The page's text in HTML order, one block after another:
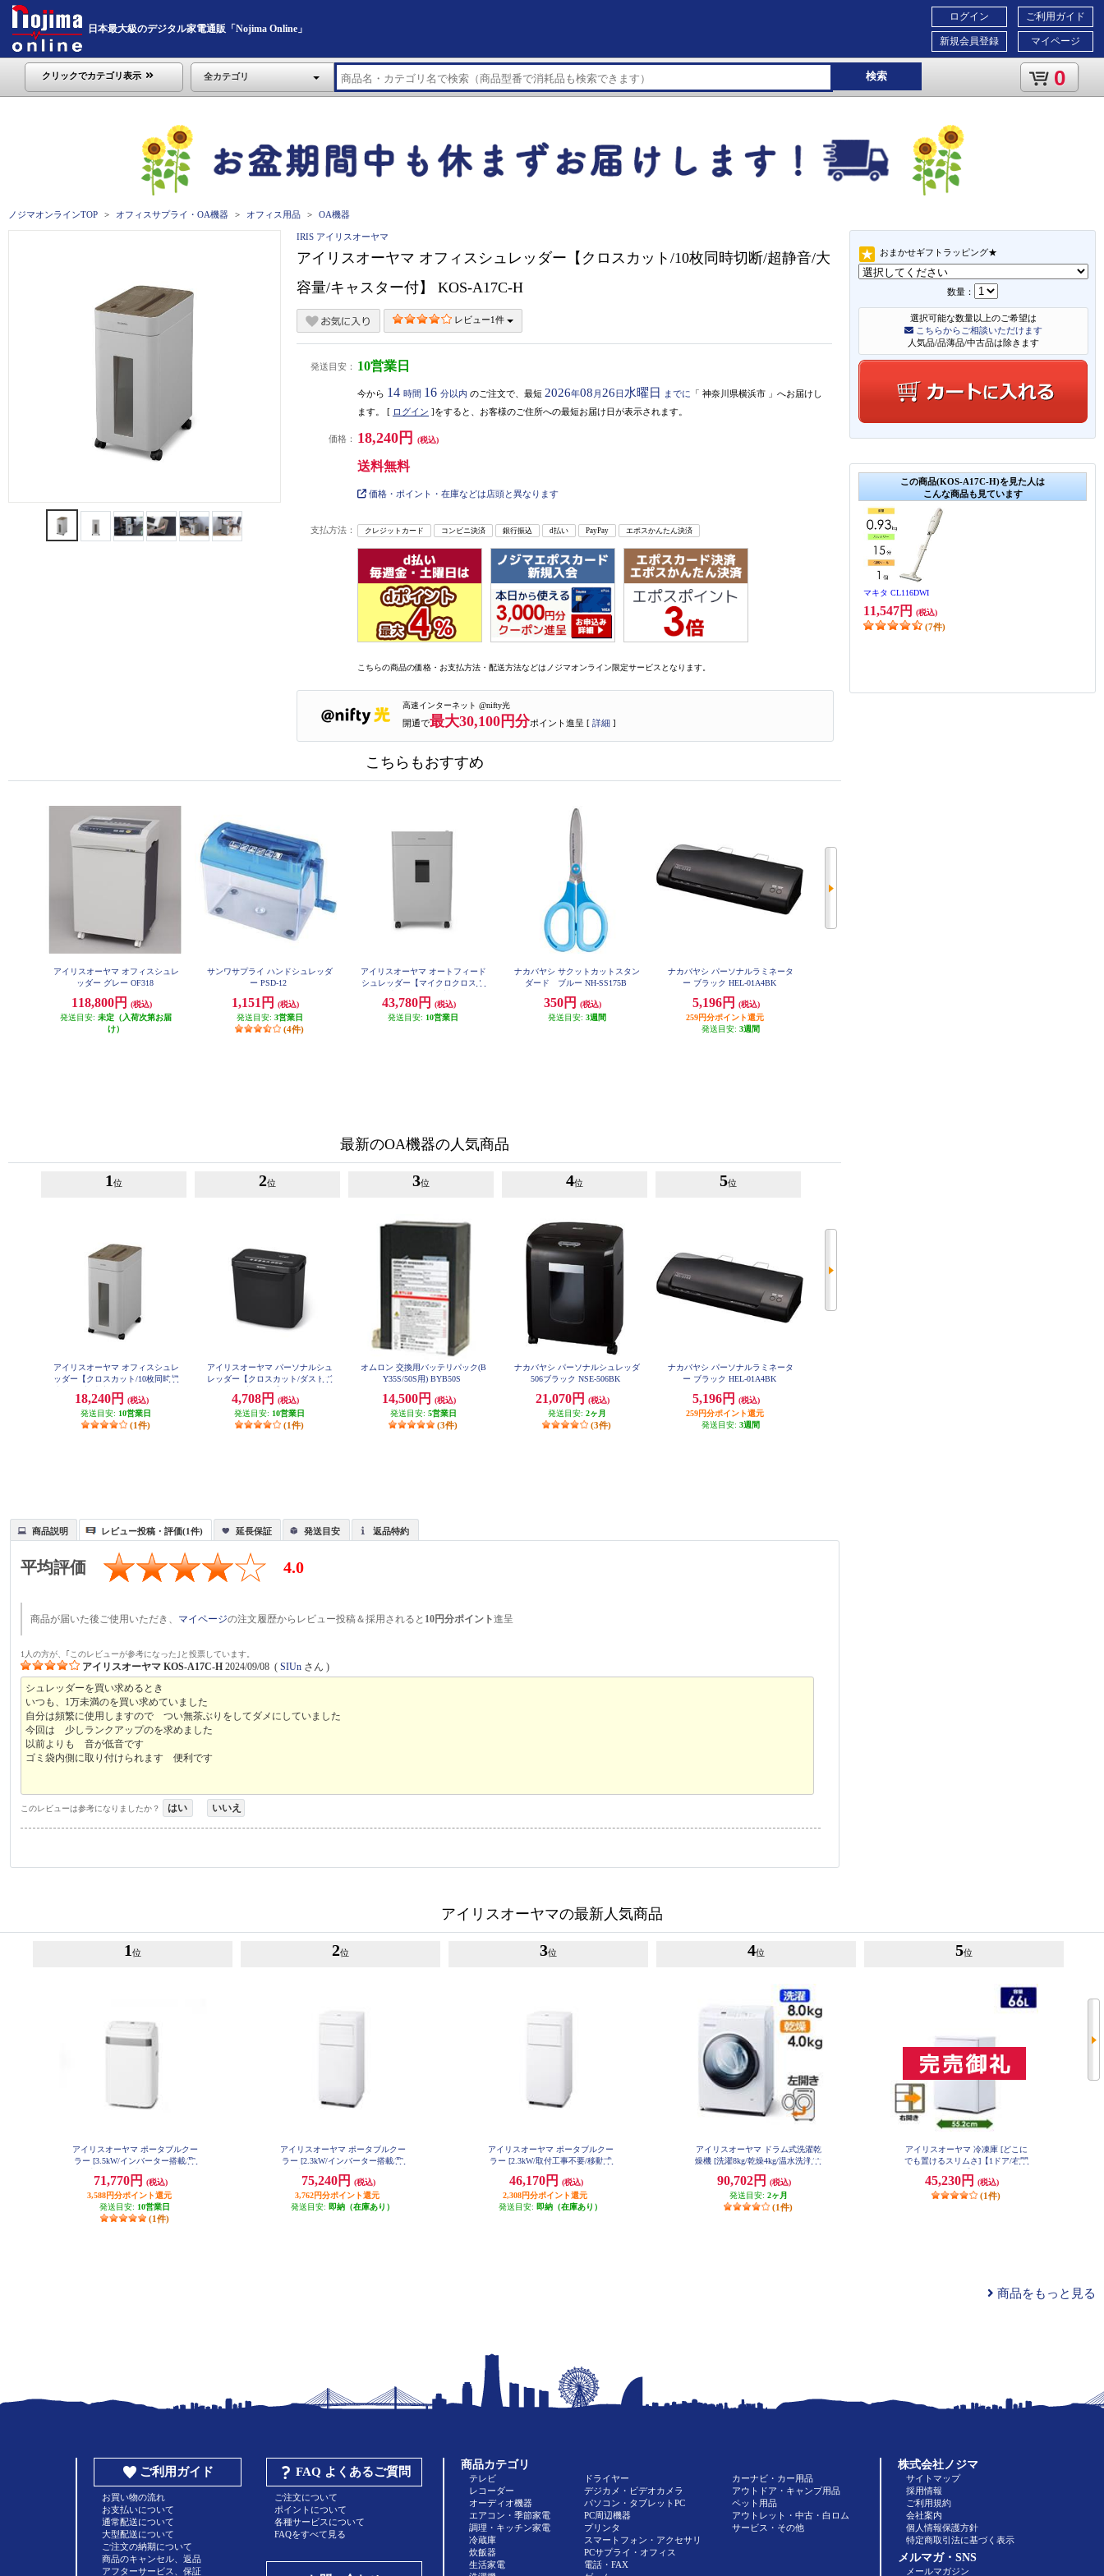
日本最大級のデジタル家電通販「Nojima Online」
ご利用ガイド
マイページ
ログイン
新規会員登録
クリックでカテゴリ表示 全カテゴリ 検索 0
ノジマオンラインTOP オフィスサプライ・OA機器 オフィス用品 OA機器
おまかせギフトラッピング★
数量：
選択可能な数量以上のご希望は
こちらからご相談いただけます
人気品/品薄品/中古品は除きます
この商品(KOS-A17C-H)を見た人は
こんな商品も見ています
マキタ CL116DWI
11,547円 (税込)
(7件)
IRIS アイリスオーヤマ
アイリスオーヤマ オフィスシュレッダー【クロスカット/10枚同時切断/超静音/大
容量/キャスター付】 KOS-A17C-H
レビュー1件
発送目安： 10営業日
今から 14 時間 16 分以内 のご注文で、最短 2026年08 月 26日 水曜日 までに 「 神奈川県横浜市 」 へお届けし
ます。 [ ログイン ]をすると、お客様のご住所への最短お届け日が表示されます。
価格： 18,240円 (税込)
送料無料
価格・ポイント・在庫などは店頭と異なります
支払方法： クレジットカード コンビニ決済 銀行振込 d払い PayPay エポスかんたん決済
こちらの商品の価格・お支払方法・配送方法などはノジマオンライン限定サービスとなります。
高速インターネット @nifty光
開通で最大30,100円分ポイント進呈 [ 詳細 ]
こちらもおすすめ
アイリスオーヤマ オフィスシュレ
ッダー グレー OF318
118,800円
(税込)
発送目安: 未定（入荷次第お届
け）
サンワサプライ ハンドシュレッダ
ー PSD-12
1,151円
(税込)
発送目安: 3営業日
(4件)
アイリスオーヤマ オートフィード
シュレッダー【マイクロクロスカ
ー付/ライトグレー】 KAFSR110M
-H
43,780円
(税込)
発送目安: 10営業日
ナカバヤシ サクットカットスタン
ダード ブルー NH-SS175B
350円
(税込)
発送目安: 3週間
ナカバヤシ パーソナルラミネータ
ー ブラック HEL-01A4BK
5,196円
(税込)
259円分ポイント還元
発送目安: 3週間
最新のOA機器の人気商品
1 位
アイリスオーヤマ オフィスシュレ
ッダー【クロスカット/10枚同時切
KOS-A17C-H
18,240円
(税込)
発送目安: 10営業日
(1件)
2位
アイリスオーヤマ パーソナルシュ
レッダー【クロスカット/ダストボ
4,708円
(税込)
発送目安: 10営業日
(1件)
3位
オムロン 交換用バッテリパック(B
Y35S/50S用) BYB50S
14,500円
(税込)
発送目安: 5営業日
(3件)
4位
ナカバヤシ パーソナルシュレッダ
506ブラック NSE-506BK
21,070円
(税込)
発送目安: 2ヶ月
(3件)
5位
ナカバヤシ パーソナルラミネータ
ー ブラック HEL-01A4BK
5,196円
(税込)
259円分ポイント還元
発送目安: 3週間
商品説明 レビュー投稿・評価(1件) 延長保証 発送目安 返品特約
平均評価 4.0
商品が届いた後ご使用いただき、 マイページの注文履歴からレビュー投稿＆採用されると 10円分ポイント進呈
1人の方が、｢このレビューが参考になった｣と投票しています。
アイリスオーヤマ KOS-A17C-H 2024/09/08 (SIUn さん )
シュレッダーを買い求めるとき
いつも、1万未満のを買い求めていました
自分は頻繁に使用しますので つい無茶ぶりをしてダメにしていました
今回は 少しランクアップのを求めました
以前よりも 音が低音です
ゴミ袋内側に取り付けられます 便利です
このレビューは参考になりましたか？ はい いいえ
アイリスオーヤマの最新人気商品
1 位
アイリスオーヤマ ポータブルクー
ラー [3.5kW/インバーター搭載/取
26U
71,770円
(税込)
3,588円分ポイント還元
発送目安: 10営業日
(1件)
2位
アイリスオーヤマ ポータブルクー
ラー [2.3kW/インバーター搭載/取
06SV
75,240円
(税込)
3,762円分ポイント還元
発送目安: 即納（在庫あり）
3位
アイリスオーヤマ ポータブルクー
ラー [2.3kW/取付工事不要/移動式
46,170円
(税込)
2,308円分ポイント還元
発送目安: 即納（在庫あり）
4位
アイリスオーヤマ ドラム式洗濯乾
燥機 [洗濯8kg/乾燥4kg/温水洗浄/ホ
42-W
90,702円
(税込)
発送目安: 2ヶ月
(1件)
5位
アイリスオーヤマ 冷凍庫 [どこに
でも置けるスリムさ]【1ドア/右開
45,230円 (税込)
(1件)
商品をもっと見る
ご利用ガイド
お買い物の流れ
お支払いについて
通常配送について
大型配送について
ご注文の納期について
商品のキャンセル、返品
アフターサービス、保証
FAQ よくあるご質問
ご注文について
ポイントについて
各種サービスについて
FAQをすべて見る
商品カテゴリ
テレビ
レコーダー
オーディオ機器
エアコン・季節家電
調理・キッチン家電
冷蔵庫
炊飯器
生活家電
ドライヤー
デジカメ・ビデオカメラ
パソコン・タブレットPC
PC周辺機器
プリンタ
スマートフォン・アクセサリ
PCサプライ・オフィス
電話・FAX
カーナビ・カー用品
アウトドア・キャンプ用品
ペット用品
アウトレット・中古・白ロム
サービス・その他
株式会社ノジマ
サイトマップ
採用情報
ご利用規約
会社案内
個人情報保護方針
特定商取引法に基づく表示
メルマガ・SNS
メールマガジン